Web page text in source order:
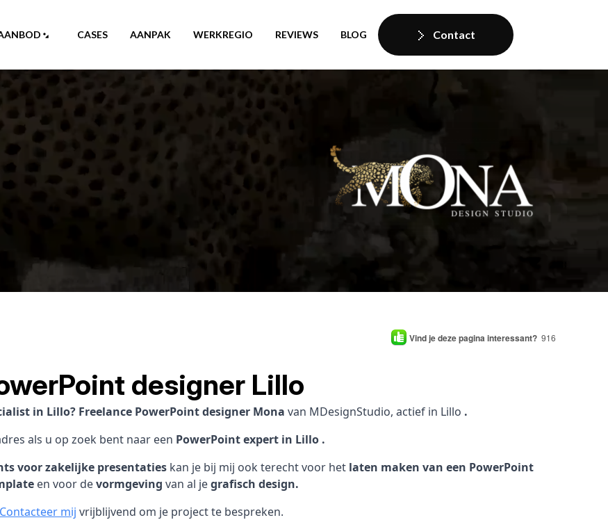
CASES AANPAK WERKREGIO REVIEWS BLOG Contact
Vind je deze pagina interessant? 916
designer Lillo
in Lillo? Freelance PowerPoint designer Mona van MDesignStudio, actief in Lillo .
als u op zoek bent naar een PowerPoint expert in Lillo .
voor zakelijke presentaties kan je bij mij ook terecht voor het laten maken van een PowerPoint
en voor devormgeving van al jegrafisch design.
Contacteer mij vrijblijvend om je project te bespreken.